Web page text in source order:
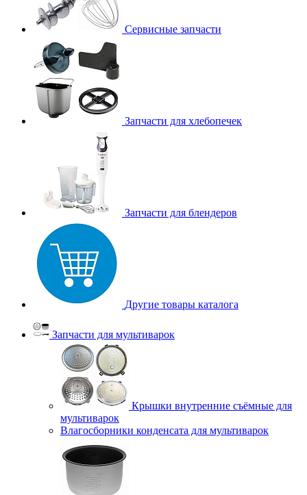
Сервисные запчасти
Запчасти для хлебопечек
Запчасти для блендеров
Другие товары каталога
Запчасти для мультиварок
Крышки внутренние съёмные для
мультиварок
Влагосборники конденсата для мультиварок